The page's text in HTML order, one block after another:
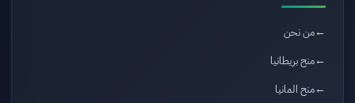
من نحن
منح بريطانيا
منح المانيا